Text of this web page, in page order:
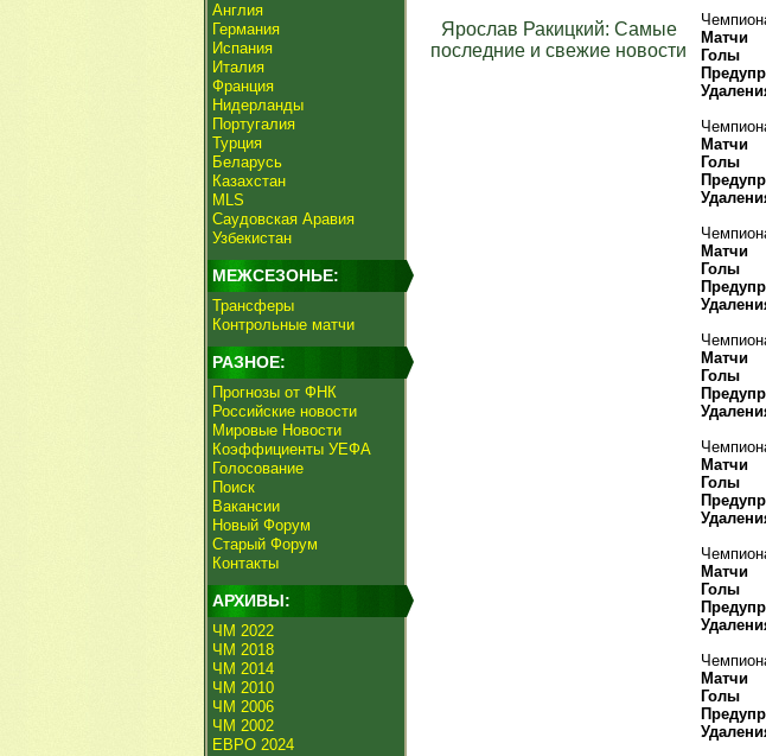
Англия
Германия
Испания
Италия
Франция
Нидерланды
Португалия
Турция
Беларусь
Казахстан
MLS
Саудовская Аравия
Узбекистан
МЕЖСЕЗОНЬЕ:
Трансферы
Контрольные матчи
РАЗНОЕ:
Прогнозы от ФНК
Российские новости
Мировые Новости
Коэффициенты УЕФА
Голосование
Поиск
Вакансии
Новый Форум
Старый Форум
Контакты
АРХИВЫ:
ЧМ 2022
ЧМ 2018
ЧМ 2014
ЧМ 2010
ЧМ 2006
ЧМ 2002
ЕВРО 2024
Ярослав Ракицкий: Самые
последние и свежие новости
Матчи
Голы
Матчи
Голы
Матчи
Голы
Матчи
Голы
Матчи
Голы
Матчи
Голы
Матчи
Голы